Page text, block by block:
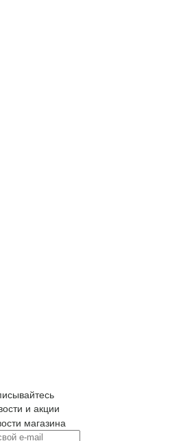
и акции
магазина